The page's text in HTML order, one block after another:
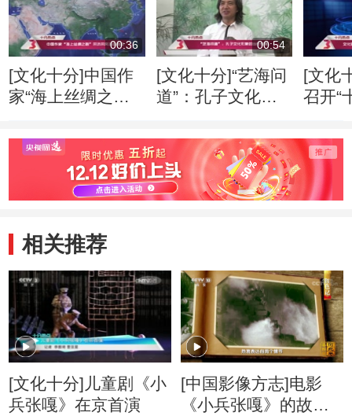
00:36
[文化十分]中国作
家“海上丝绸之
开启
00:54
[文化十分]“艺海问
道”：孔子文化形
[文化
召开“
相关推荐
[文化十分]儿童剧《小
兵张嘎》在京首演
[中国影像方志]电影
《小兵张嘎》的故事